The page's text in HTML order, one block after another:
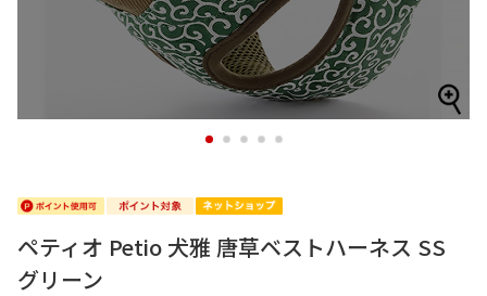
1 2 3 4 5
ペティオ Petio 犬雅 唐草ベストハーネス SS
グリーン